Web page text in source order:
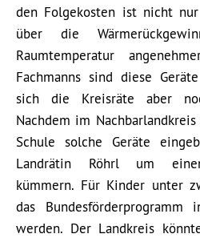
den Folgekosten ist nicht
über die
Raumtemperatur
Fachmanns sind diese
sich die Kreisräte aber
Nachdem im
Schule solche Geräte
Landrätin Röhrl um
kümmern. Für Kinder unter
das Bundesförderprogramm
werden. Der Landkreis